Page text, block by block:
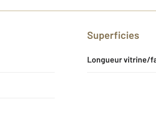
Superficies
Longueur vitrine/